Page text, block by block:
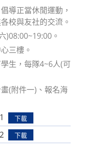
導正當休閒運動，
校與友社的交流。
)08:00~19:00。
三樓。
生，每隊4~6人(可
(附件一)、報名海
下載
下載